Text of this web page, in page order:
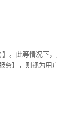
。此等情况下
】，则视为用